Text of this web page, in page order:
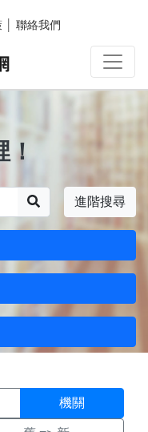
聯絡我們
進階搜尋
面
機關